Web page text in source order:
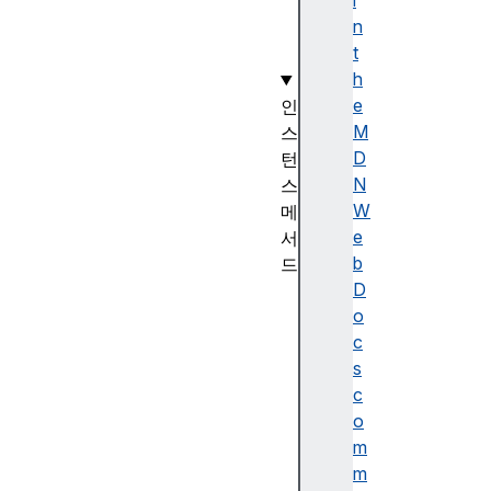
n
t
h
e
M
D
N
W
e
b
D
o
c
s
c
o
m
m
인
스
턴
스
메
서
드